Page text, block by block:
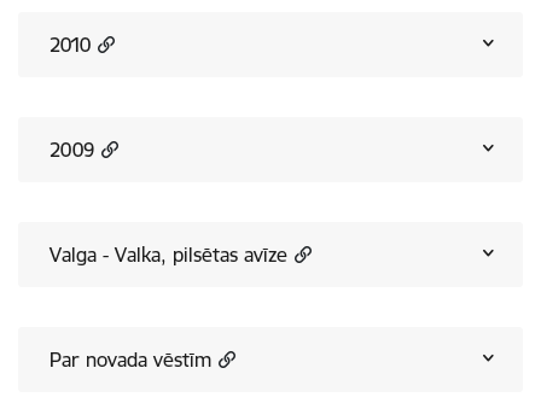
2010
2009
Valga - Valka, pilsētas avīze
Par novada vēstīm